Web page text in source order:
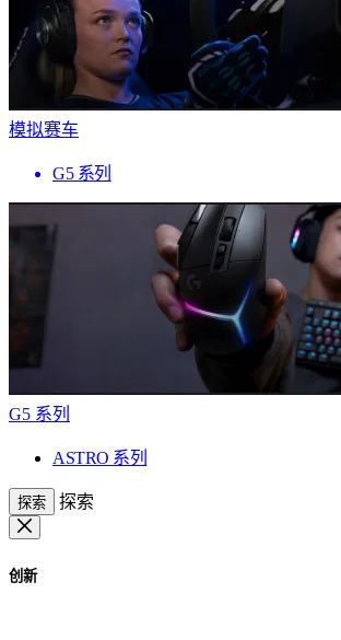
模拟赛车
G5 系列
G5 系列
ASTRO 系列
探索 探索
创新